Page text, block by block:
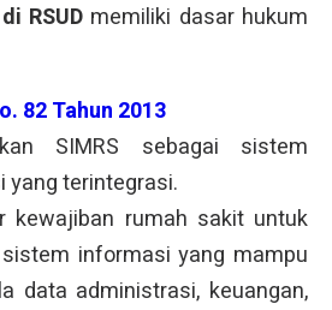
RSUD memiliki dasar hukum
82 Tahun 2013
SIMRS sebagai sistem
yang terintegrasi.
kewajiban rumah sakit untuk
informasi yang mampu
data administrasi, keuangan,